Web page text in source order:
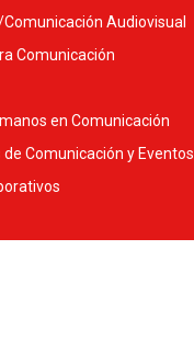
Audiovisual
Comunicación
en Comunicación
de Comunicación y Eventos